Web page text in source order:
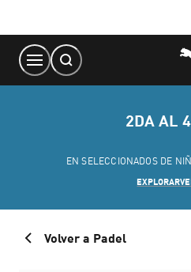
Content
2DA AL
EN SELECCIONADOS DE
EXPLORAR
Volver a Padel